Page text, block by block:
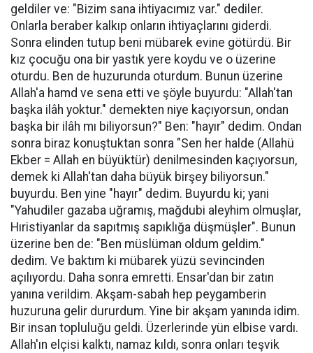
geldiler ve: "Bizim sana ihtiyacımız var." dediler.
Onlarla beraber kalkıp onların ihtiyaçlarını giderdi.
Sonra elinden tutup beni mübarek evine götürdü. Bir
kız çocuğu ona bir yastık yere koydu ve o üzerine
oturdu. Ben de huzurunda oturdum. Bunun üzerine
Allah'a hamd ve sena etti ve şöyle buyurdu: "Allah'tan
başka ilâh yoktur." demekten niye kaçıyorsun, ondan
başka bir ilâh mı biliyorsun?" Ben: "hayır" dedim. Ondan
sonra biraz konuştuktan sonra "Sen her halde (Allahü
Ekber = Allah en büyüktür) denilmesinden kaçıyorsun,
demek ki Allah'tan daha büyük birşey biliyorsun."
buyurdu. Ben yine "hayır" dedim. Buyurdu ki; yani
"Yahudiler gazaba uğramış, mağdubi aleyhim olmuşlar,
Hıristiyanlar da sapıtmış sapıklığa düşmüşler". Bunun
üzerine ben de: "Ben müslüman oldum geldim."
dedim. Ve baktım ki mübarek yüzü sevincinden
açılıyordu. Daha sonra emretti. Ensar'dan bir zatın
yanına verildim. Akşam-sabah hep peygamberin
huzuruna gelir dururdum. Yine bir akşam yanında idim.
Bir insan topluluğu geldi. Üzerlerinde yün elbise vardı.
Allah'ın elçisi kalktı, namaz kıldı, sonra onları teşvik